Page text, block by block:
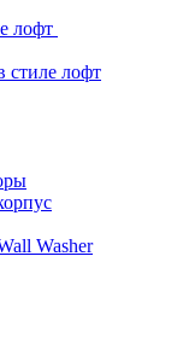
лофт
стиле лофт
Washer